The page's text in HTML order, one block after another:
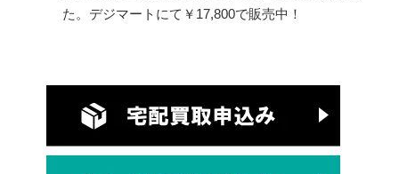
た。デジマートにて￥17,800で販売中！